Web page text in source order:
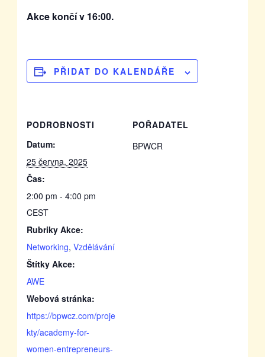
Akce končí v 16:00.
PŘIDAT DO KALENDÁŘE
PODROBNOSTI
Datum:
25 června, 2025
Čas:
2:00 pm - 4:00 pm
CEST
Rubriky Akce:
Networking, Vzdělávání
Štítky Akce:
AWE
Webová stránka:
https://bpwcz.com/proje
kty/academy-for-
women-entrepreneurs-
POŘADATEL
BPWCR